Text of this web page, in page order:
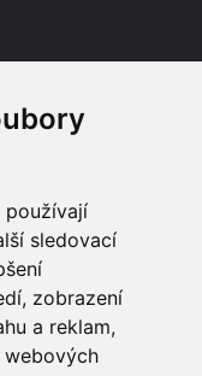
používají
sledovací
zobrazení
a reklam,